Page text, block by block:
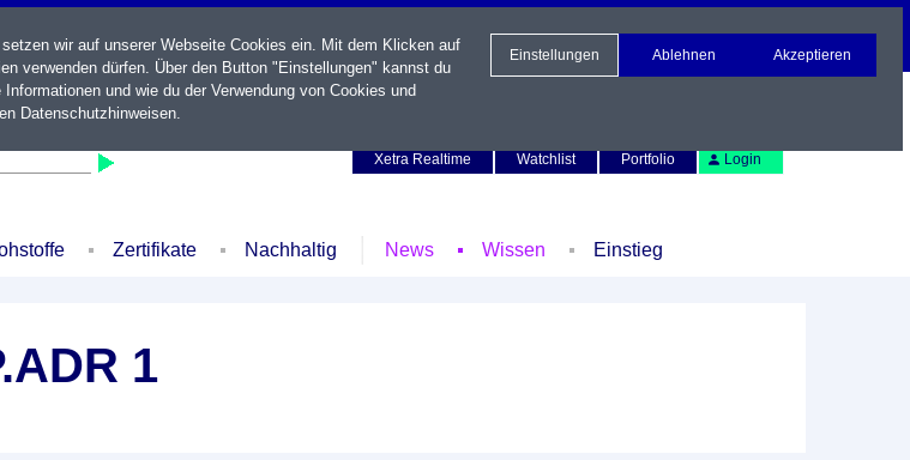
Xetra Realtime
Watchlist Portfolio Login
Zertifikate Nachhaltig News Wissen Einstieg
1
wir auf unserer Webseite Cookies ein. Mit dem Klicken auf
verwenden dürfen. Über den Button "Einstellungen" kannst du
und wie du der Verwendung von Cookies und
Datenschutzhinweisen.
Einstellungen Ablehnen Akzeptieren